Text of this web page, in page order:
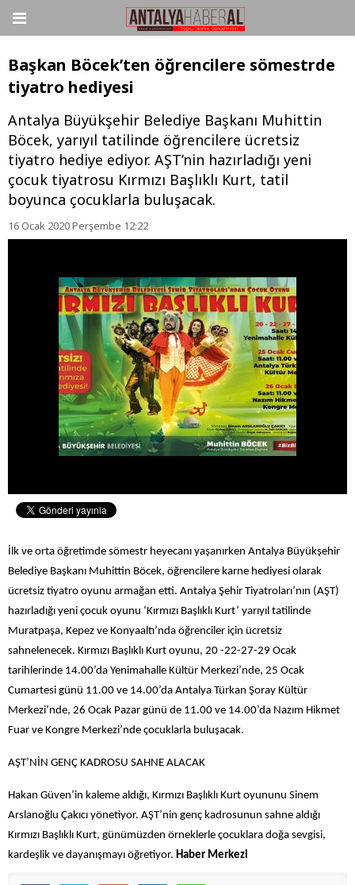
Başkan Böcek’ten öğrencilere sömestrde
tiyatro hediyesi
Antalya Büyükşehir Belediye Başkanı Muhittin
Böcek, yarıyıl tatilinde öğrencilere ücretsiz
tiyatro hediye ediyor. AŞT’nin hazırladığı yeni
çocuk tiyatrosu Kırmızı Başlıklı Kurt, tatil
boyunca çocuklarla buluşacak.
16 Ocak 2020 Perşembe 12:22
İlk ve orta öğretimde sömestr heyecanı yaşanırken Antalya Büyükşehir
Belediye Başkanı Muhittin Böcek, öğrencilere karne hediyesi olarak
ücretsiz tiyatro oyunu armağan etti. Antalya Şehir Tiyatroları’nın (AŞT)
hazırladığı yeni çocuk oyunu ‘Kırmızı Başlıklı Kurt’ yarıyıl tatilinde
Muratpaşa, Kepez ve Konyaaltı’nda öğrenciler için ücretsiz
sahnelenecek. Kırmızı Başlıklı Kurt oyunu, 20 -22-27-29 Ocak
tarihlerinde 14.00’da Yenimahalle Kültür Merkezi’nde, 25 Ocak
Cumartesi günü 11.00 ve 14.00’da Antalya Türkan Şoray Kültür
Merkezi’nde, 26 Ocak Pazar günü de 11.00 ve 14.00’da Nazım Hikmet
Fuar ve Kongre Merkezi’nde çocuklarla buluşacak.
AŞT’NİN GENÇ KADROSU SAHNE ALACAK
Hakan Güven’in kaleme aldığı, Kırmızı Başlıklı Kurt oyununu Sinem
Arslanoğlu Çakıcı yönetiyor. AŞT’nin genç kadrosunun sahne aldığı
Kırmızı Başlıklı Kurt, günümüzden örneklerle çocuklara doğa sevgisi,
kardeşlik ve dayanışmayı öğretiyor. Haber Merkezi